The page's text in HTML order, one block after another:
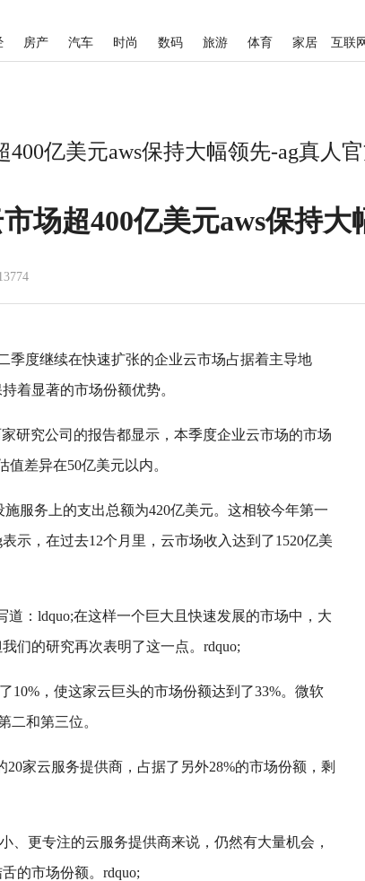
房产 汽车 时尚 数码 旅游 体育 家居 互联网
亿美元aws保持大幅领先-ag真人
场超400亿美元aws保持大
季度继续在快速扩张的企业云市场占据着主导地
着显著的市场份额优势。
家研究公司的报告都显示，本季度企业云市场的市场
差异在50亿美元以内。
服务上的支出总额为420亿美元。这相较今年第一
示，在过去12个月里，云市场收入达到了1520亿美
道：ldquo;在这样一个巨大且快速发展的市场中，大
们的研究再次表明了这一点。rdquo;
10%，使这家云巨头的市场份额达到了33%。微软
二和第三位。
20家云服务提供商，占据了另外28%的市场份额，剩
、更专注的云服务提供商来说，仍然有大量机会，
的市场份额。rdquo;